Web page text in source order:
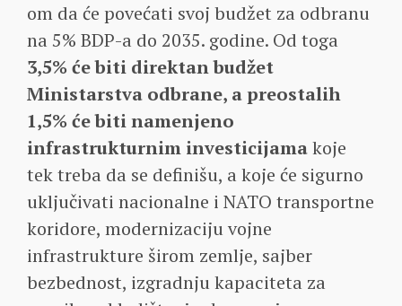
om da će povećati svoj budžet za odbranu
na 5% BDP-a do 2035. godine. Od toga
3,5% će biti direktan budžet
Ministarstva odbrane, a preostalih
1,5% će biti namenjeno
infrastrukturnim investicijamakoje
tek treba da se definišu, a koje će sigurno
uključivati nacionalne i NATO transportne
koridore, modernizaciju vojne
infrastrukture širom zemlje, sajber
bezbednost, izgradnju kapaciteta za